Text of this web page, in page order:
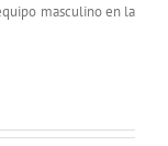
masculino en la